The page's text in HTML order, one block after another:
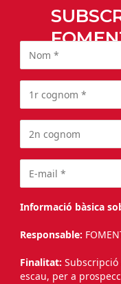
Informació bàsica
Responsable:
Finalitat:
escau, per a